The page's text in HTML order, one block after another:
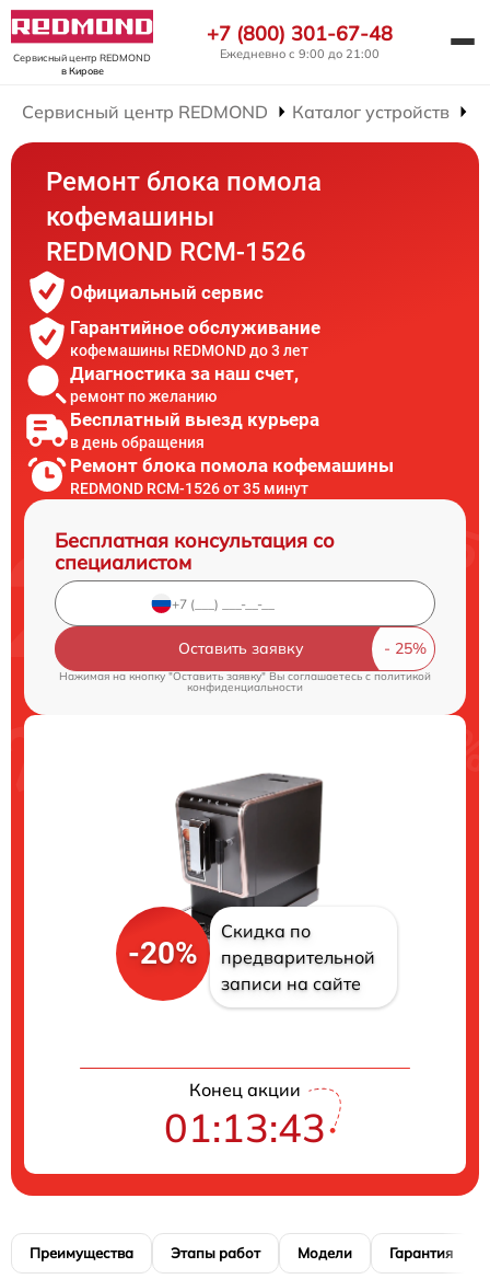
Сервисный центр REDMOND
в Кирове
+7 (800) 301-67-48
Ежедневно с 9:00 до 21:00
Сервисный центр REDMOND Каталог устройств
Ремонт блока помола
кофемашины
REDMOND RCM-1526
Официальный сервис
Гарантийное обслуживание
кофемашины REDMOND до 3 лет
Диагностика за наш счет,
ремонт по желанию
Бесплатный выезд курьера
в день обращения
Ремонт блока помола кофемашины
REDMOND RCM-1526 от 35 минут
Бесплатная консультация со
специалистом
Оставить заявку
Нажимая на кнопку "Оставить заявку" Вы соглашаетесь c политикой
конфиденциальности
-20%
Скидка по
предварительной
записи на сайте
Конец акции
01:13:42
Преимущества Этапы работ Модели Гарантия